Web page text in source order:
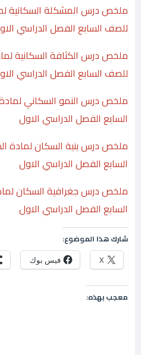
ملخص درس المشكلة السكانية
للصف السابع الفصل الدراسي
ملخص درس الكثافة السكانية
للصف السابع الفصل الدراسي
ملخص درس النمو السكاني لمادة
السابع الفصل الدراسي الاول
ملخص درس بنية السكان لمادة
السابع الفصل الدراسي الاول
ملخص درس جغرافية السكان
السابع الفصل الدراسي الاول
شارك هذا الموضوع:
X فيس بوك
معجب بهذه: